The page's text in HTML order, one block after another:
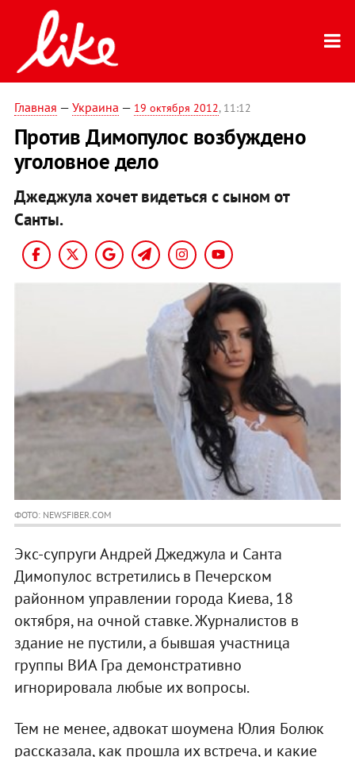
Главная — Украина — 19 октября 2012, 11:12
Против Димопулос возбуждено
уголовное дело
Джеджула хочет видеться с сыном от
Санты.
ФОТО: NEWSFIBER.COM
Экс-супруги Андрей Джеджула и Санта
Димопулос встретились в Печерском
районном управлении города Киева, 18
октября, на очной ставке. Журналистов в
здание не пустили, а бывшая участница
группы ВИА Гра демонстративно
игнорировала любые их вопросы.
Тем не менее, адвокат шоумена Юлия Болюк
рассказала, как прошла их встреча, и какие